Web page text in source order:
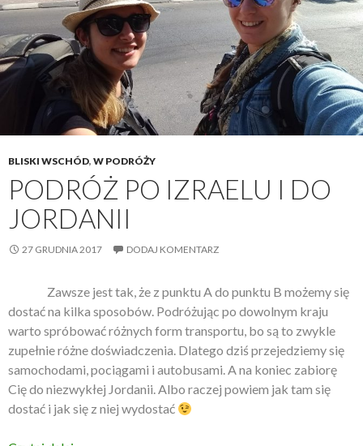
BLISKI WSCHÓD, W PODRÓŻY
PODRÓŻ PO IZRAELU I DO
JORDANII
27 GRUDNIA 2017 DODAJ KOMENTARZ
Zawsze jest tak, że z punktu A do punktu B możemy się
dostać na kilka sposobów. Podróżując po dowolnym kraju
warto spróbować różnych form transportu, bo są to zwykle
zupełnie różne doświadczenia. Dlatego dziś przejedziemy się
samochodami, pociągami i autobusami. A na koniec zabiorę
Cię do niezwykłej Jordanii. Albo raczej powiem jak tam się
dostać i jak się z niej wydostać